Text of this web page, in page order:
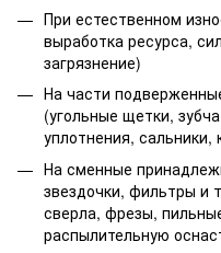
При естественном
выработка ресурса,
загрязнение)
На части
(угольные щетки,
уплотнения, сальники,
На сменные
звездочки, фильтры и
сверла, фрезы,
распылительную